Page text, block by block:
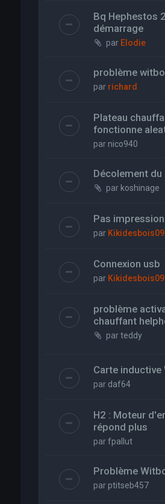
Bq Hephestos
démarrage
par Elodie
problème
par richard
Plateau
fonctionne
par nico940
Décolement
par koshinage
Pas impression
par Kikidesbois09
Connexion usb
par Kikidesbois09
problème
chauffant
parteddy
Carte inductive
par daf64
H2 : Moteur
répond plus
parfpallut
Problème
par ptitseb457